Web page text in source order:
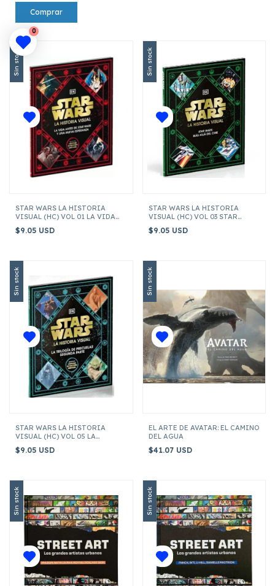
Sin stock
STAR WARS LA HISTORIA
VISUAL (HC) VOL 01 LA VIDA
NUEVA
$9.05 USD
Sin stock
STAR WARS LA HISTORIA
VISUAL (HC) VOL 03 STAR
$9.05 USD
Sin stock
STAR WARS LA HISTORIA
VISUAL (HC) VOL 05 LA
SEGUNDA PARTE
$9.05 USD
Sin stock
EL ARTE DE AVATAR: EL CAMINO
DEL AGUA
$41.07 USD
Sin stock Sin stock
0